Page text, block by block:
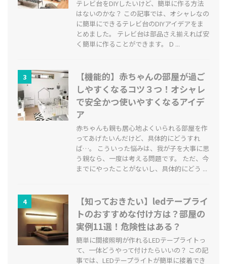
テレビ台をDIYしたいけど、簡単に作る方法
はないのかな？ この記事では、オシャレなの
に簡単にできるテレビ台のDIYアイデアをま
とめました。 テレビ台は部品さえ揃えれば安
く簡単に作ることができます。 D ...
3
【機能的】赤ちゃんの部屋が過ご
しやすくなるコツ３つ！オシャレ
で安全かつ使いやすくなるアイデ
ア
赤ちゃんも親も居心地よくいられる部屋を作
ってあげたいんだけど、具体的にどうすれ
ば…。 こういった悩みは、我が子を大事に思
う親なら、一度は考える問題です。 ただ、今
までにやったことがないし、具体的にどう ...
4
【知っておきたい】ledテープライ
トのおすすめな付け方は？部屋の
実例11選！危険性はある？
簡単に間接照明が作れるLEDテープライトっ
て、一体どうやって付けたらいいの？ この記
事では、LEDテープライトが簡単に接着でき